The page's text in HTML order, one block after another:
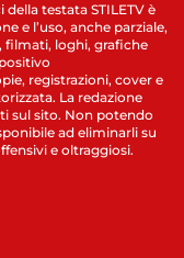
testata STILETV è
e l’uso, anche parziale,
filmati, loghi, grafiche
registrazioni, cover e
La redazione
sul sito. Non potendo
ad eliminarli su
e oltraggiosi.